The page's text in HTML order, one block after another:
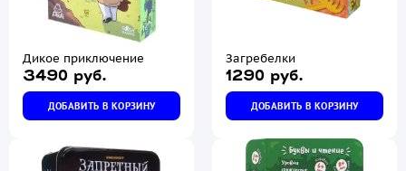
Дикое приключение
3490 руб.
ДОБАВИТЬ В КОРЗИНУ
Загребелки
1290 руб.
ДОБАВИТЬ В КОРЗИНУ